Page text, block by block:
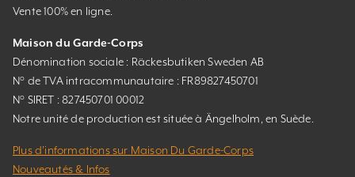
Vente 100% en ligne.
Maison du Garde-Corps
Dénomination sociale : Räckesbutiken Sweden AB
N° de TVA intracommunautaire : FR89827450701
N° SIRET : 827450701 00012
Notre unité de production est située à Ängelholm, en Suède.
Plus d’informations sur Maison Du Garde-Corps
Nouveautés & Infos